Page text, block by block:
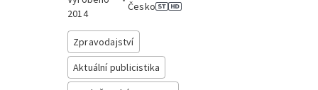
2014
Česko
Zpravodajství
Aktuální publicistika